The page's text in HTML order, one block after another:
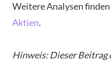
Weitere Analysen
Aktien.
Hinweis: Dieser